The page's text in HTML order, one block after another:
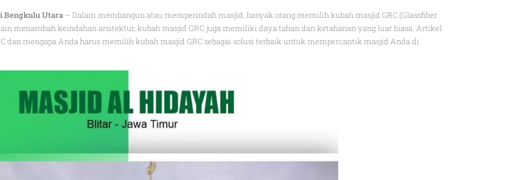
Bengkulu Utara – Dalam membangun atau memperindah masjid, banyak orang memilih kubah masjid GRC (Glassfiber
menambah keindahan arsitektur, kubah masjid GRC juga memiliki daya tahan dan ketahanan yang luar biasa. Artikel
dan mengapa Anda harus memilih kubah masjid GRC sebagai solusi terbaik untuk mempercantik masjid Anda di